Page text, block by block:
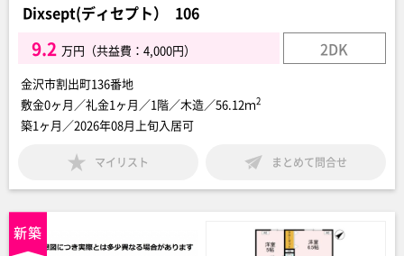
Dixsept(ディセプト） 106
9.2 万円（共益費：4,000円） 2DK
金沢市割出町136番地
敷金0ヶ月／礼金1ヶ月／1階／木造／56.12ｍ2
築1ヶ月／2026年08月上旬入居可
マイリスト まとめて問合せ